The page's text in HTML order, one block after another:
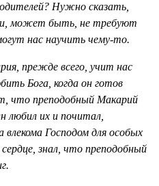
Нужно сказать,
может быть, не требуют
нас научить чему-то.
прежде всего, учит нас
Бога, когда он готов
что преподобный Макарий
любил их и почитал,
влекома Господом для особых
знал, что преподобный